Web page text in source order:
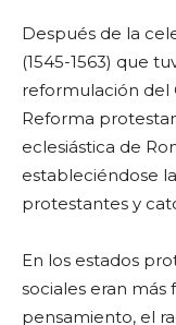
Después de la
(1545-1563) que
reformulación del
Reforma
eclesiástica de
estableciéndose
protestantes y
En los estados
sociales eran más
pensamiento, el